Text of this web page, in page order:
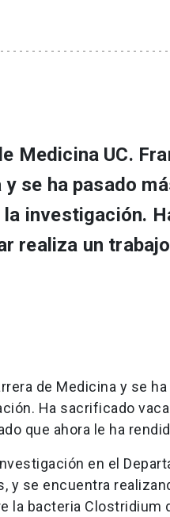
Medicina UC.
se ha pasado
investigación.
realiza un
de Medicina y se
Ha sacrificado
que ahora le ha
en el
y se encuentra
la bacteria Clostridium